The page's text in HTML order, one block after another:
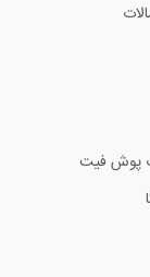
پوش فیت